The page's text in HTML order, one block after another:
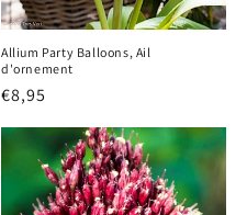
Allium Party Balloons, Ail
d'ornement
Prix
habituel
€8,95